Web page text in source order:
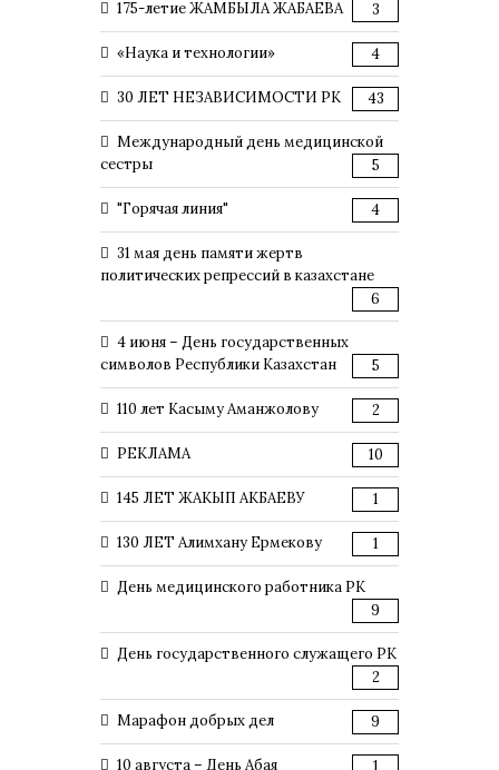
175-летие ЖАМБЫЛА ЖАБАЕВА 3
«Наука и технологии» 4
30 ЛЕТ НЕЗАВИСИМОСТИ РК 43
Международный день медицинской
сестры
5
"Горячая линия" 4
31 мая день памяти жертв
политических репрессий в казахстане
6
4 июня – День государственных
символов Республики Казахстан
5
110 лет Касыму Аманжолову 2
РЕКЛАМА 10
145 ЛЕТ ЖАКЫП АКБАЕВУ 1
130 ЛЕТ Алимхану Ермекову 1
День медицинского работника РК
9
День государственного служащего РК
2
Марафон добрых дел 9
10 августа – День Абая 1